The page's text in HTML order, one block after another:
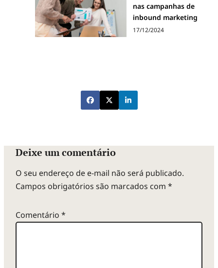
nas campanhas de
inbound marketing
17/12/2024
Deixe um comentário
O seu endereço de e-mail não será publicado.
Campos obrigatórios são marcados com *
Comentário *